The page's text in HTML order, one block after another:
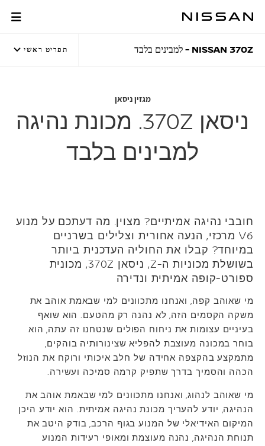
לתוכן
לתפריט
מגזין ניסאן
NISSAN 370Z - למבינים בלבד תפריט ראשי
מגזין ניסאן
ניסאן 370Z. מכונת נהיגה
למבינים בלבד
חובבי נהיגה אמיתיים? מצוין. מה דעתכם על מנוע
V6 מרכזי, הנעה אחורית וצלילים בשרניים
במיוחד? קבלו את החוליה העדכנית ביותר
בשושלת מכוניות ה-Z, ניסאן 370Z, מכונית
ספורט-קופה אמיתית ונדירה
מי שאוהב קפה, ואנחנו מתכוונים למי שבאמת אוהב את
משקה הקסמים הזה, לא נהנה רק מהטעם. הוא שואף
בעיניים עצומות את ניחוח הפולים שנטחנו זה עתה, הוא
בוחר במכונה מעוצבת להפליא שצינורותיה בוהקים,
מתמקצע בהקצפה אחידה של חלב איכותי ורוקח את הנוזל
הכהה והסמיך בדרך שתפיק קרמה סמיכה ועשירה.
מי שאוהב לנהוג, ואנחנו מתכוונים למי שבאמת אוהב את
הנהיגה, יודע להעריך מכונת נהיגה אמיתית. הוא יודע היכן
המיקום האידיאלי של המנוע בגוף הרכב, בודק היטב את
תנוחת הנהיגה, נהנה מעוצמת ומאופי רעידות המנוע